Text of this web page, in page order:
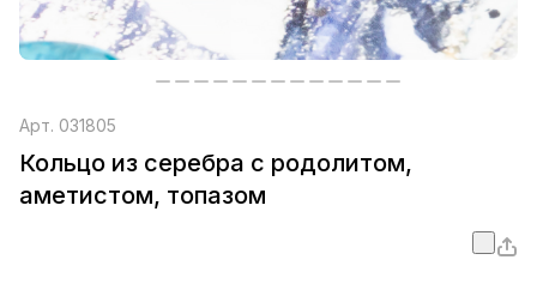
Арт. 031805
Кольцо из серебра с родолитом,
аметистом, топазом